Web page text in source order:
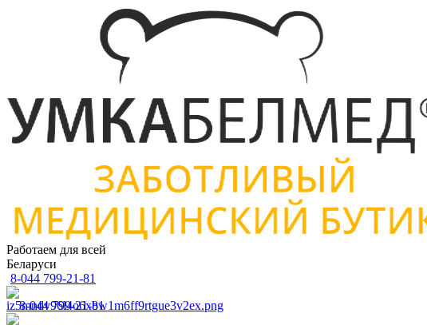
Работаем для всей
Беларуси
8-044 799-21-81
8-044 799-21-81